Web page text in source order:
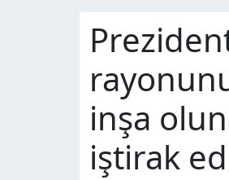
inşa
iştirak